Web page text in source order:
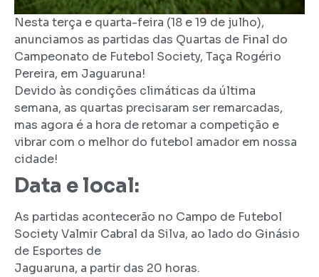
Nesta terça e quarta-feira (18 e 19 de julho),
anunciamos as partidas das Quartas de Final do
Campeonato de Futebol Society, Taça Rogério
Pereira, em Jaguaruna!
Devido às condições climáticas da última
semana, as quartas precisaram ser remarcadas,
mas agora é a hora de retomar a competição e
vibrar com o melhor do futebol amador em nossa
cidade!
Data e local:
As partidas acontecerão no Campo de Futebol
Society Valmir Cabral da Silva, ao lado do Ginásio
de Esportes de
Jaguaruna, a partir das 20 horas.